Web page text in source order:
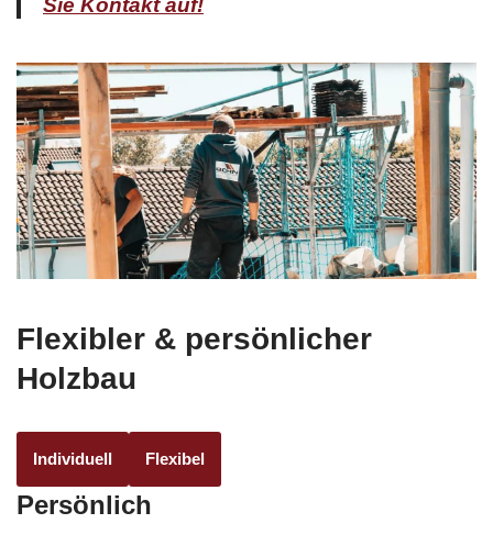
Flexibler & persönlicher
Holzbau
Individuell Flexibel
Persönlich